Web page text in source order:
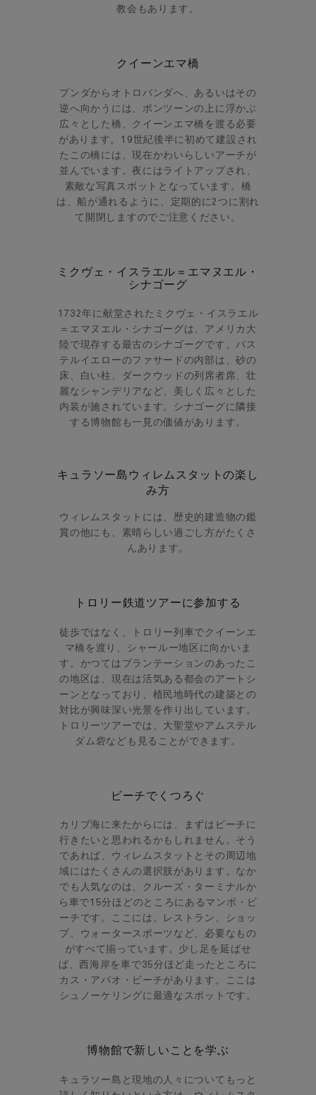
教会もあります。
クイーンエマ橋
プンダからオトロバンダへ、あるいはその
逆へ向かうには、ポンツーンの上に浮かぶ
広々とした橋、クイーンエマ橋を渡る必要
があります。19世紀後半に初めて建設され
たこの橋には、現在かわいらしいアーチが
並んでいます。夜にはライトアップされ、
素敵な写真スポットとなっています。 橋
は、船が通れるように、定期的に2つに割れ
て開閉しますのでご注意ください。
ミクヴェ・イスラエル＝エマヌエル・
シナゴーグ
1732年に献堂されたミクヴェ・イスラエル
＝エマヌエル・シナゴーグは、アメリカ大
陸で現存する最古のシナゴーグです。パス
テルイエローのファサードの内部は、砂の
床、白い柱、ダークウッドの列席者席、壮
麗なシャンデリアなど、美しく広々とした
内装が施されています。シナゴーグに隣接
する博物館も一見の価値があります。
キュラソー島ウィレムスタットの楽し
み方
ウィレムスタットには、歴史的建造物の鑑
賞の他にも、素晴らしい過ごし方がたくさ
んあります。
トロリー鉄道ツアーに参加する
徒歩ではなく、トロリー列車でクイーンエ
マ橋を渡り、シャールー地区に向かいま
す。かつてはプランテーションのあったこ
の地区は、現在は活気ある都会のアートシ
ーンとなっており、植民地時代の建築との
対比が興味深い光景を作り出しています。
トロリーツアーでは、大聖堂やアムステル
ダム砦なども見ることができます。
ビーチでくつろぐ
カリブ海に来たからには、まずはビーチに
行きたいと思われるかもしれません。そう
であれば、ウィレムスタットとその周辺地
域にはたくさんの選択肢があります。なか
でも人気なのは、クルーズ・ターミナルか
ら車で15分ほどのところにあるマンボ・ビ
ーチです。ここには、レストラン、ショッ
プ、ウォータースポーツなど、必要なもの
がすべて揃っています。少し足を延ばせ
ば、西海岸を車で35分ほど走ったところに
カス・アバオ・ビーチがあります。ここは
シュノーケリングに最適なスポットです。
博物館で新しいことを学ぶ
キュラソー島と現地の人々についてもっと